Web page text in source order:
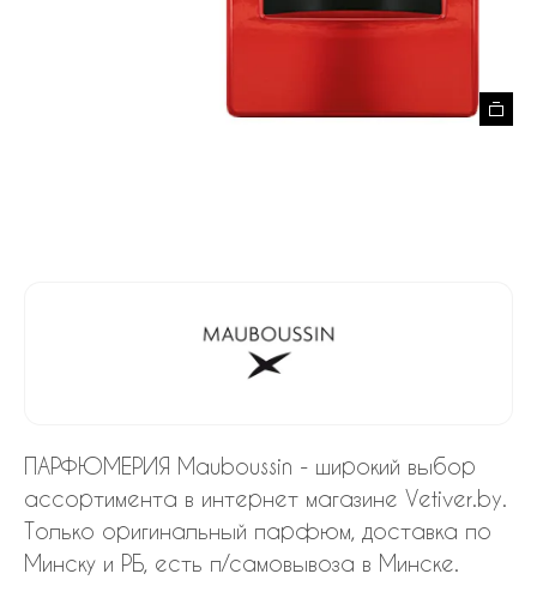
ПАРФЮМЕРИЯ Mauboussin - широкий выбор
ассортимента в интернет магазине Vetiver.by.
Только оригинальный парфюм, доставка по
Минску и РБ, есть п/самовывоза в Минске.